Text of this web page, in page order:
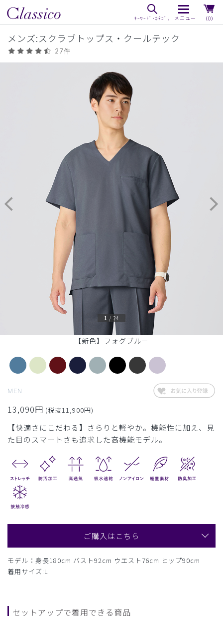
（0）
メンズ:スクラブトップス・クールテック
27件
【新色】フォグブルー
1 / 24
MEN
13,090円 (税抜11,900円)
【快適さにこだわる】さらりと軽やか。機能性に加え、見
た目のスマートさも追求した高機能モデル。
ご購入はこちら
モデル：身長180cm バスト92cm ウエスト76cm ヒップ90cm
着用サイズ:L
セットアップで着用できる商品